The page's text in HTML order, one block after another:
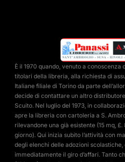
È il 1970 quando, venuto a conoscenza
titolari della libreria, alla richiesta di
Italiane filiale di Torino da parte
decide di contattare un altro
Scuito. Nel luglio del 1973, in
apre la libreria con cartoleria a S.
rilevandone una già esistente (15 mq,
giorno). Qui inizia subito l’attività con
degli elenchi delle adozioni
immediatamente il giro d’affari. Tanto